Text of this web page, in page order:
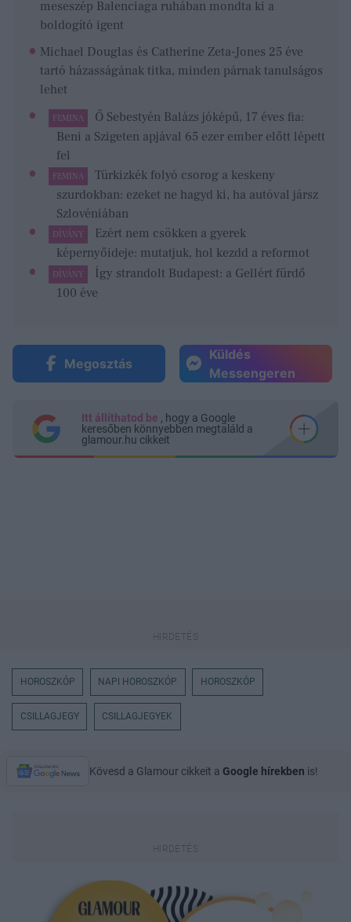
meseszép Balenciaga ruhában mondta ki a
boldogító igent
Michael Douglas és Catherine Zeta-Jones 25 éve
tartó házasságának titka, minden párnak tanulságos
lehet
FEMINA
Ő Sebestyén Balázs jóképű, 17 éves fia:
Beni a Szigeten apjával 65 ezer ember előtt lépett
fel
FEMINA
Türkizkék folyó csorog a keskeny
szurdokban: ezeket ne hagyd ki, ha autóval jársz
Szlovéniában
DÍVÁNY
Ezért nem csökken a gyerek
képernyőideje: mutatjuk, hol kezdd a reformot
DÍVÁNY
Így strandolt Budapest: a Gellért fürdő
100 éve
Megosztás
Küldés
Messengeren
Itt állíthatod be , hogy a Google
keresőben könnyebben megtaláld a
glamour.hu cikkeit
HOROSZKÓP NAPI HOROSZKÓP HOROSZKÓP
CSILLAGJEGY CSILLAGJEGYEK
Kövesd a Glamour cikkeit a Google hírekben is!